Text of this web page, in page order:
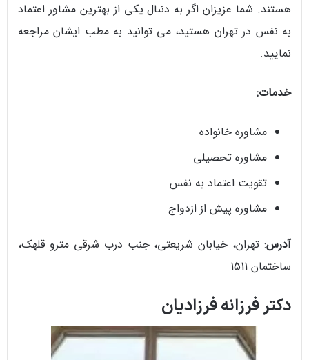
هستند. شما عزیزان اگر به دنبال یکی از بهترین مشاور اعتماد
به نفس در تهران هستید، می توانید به مطب ایشان مراجعه
نمایید.
خدمات:
مشاوره خانواده
مشاوره تحصیلی
تقویت اعتماد به نفس
مشاوره پیش از ازدواج
آدرس: تهران، خیابان شریعتی، جنب درب شرقی مترو قلهک،
ساختمان 1511
دکتر فرزانه فرزادیان